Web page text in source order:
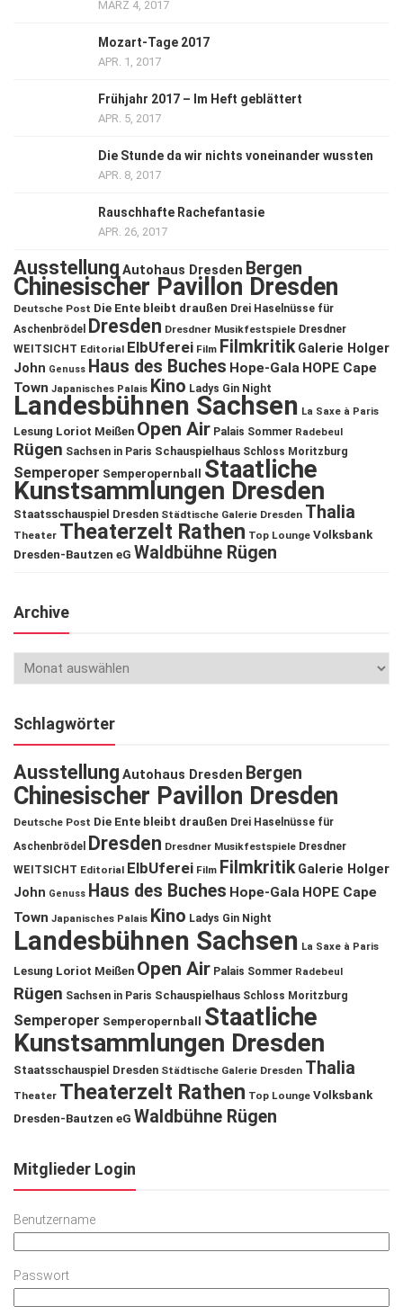
MÄRZ 4, 2017
Mozart-Tage 2017
APR. 1, 2017
Frühjahr 2017 – Im Heft geblättert
APR. 5, 2017
Die Stunde da wir nichts voneinander wussten
APR. 8, 2017
Rauschhafte Rachefantasie
APR. 26, 2017
Ausstellung Autohaus Dresden Bergen
Chinesischer Pavillon Dresden
Deutsche Post Die Ente bleibt draußen Drei Haselnüsse für
Aschenbrödel
Dresden Dresdner Musikfestspiele Dresdner
WEITSICHT Editorial ElbUferei Film Filmkritik Galerie Holger
John Genuss Haus des Buches Hope-Gala HOPE Cape
Town Japanisches Palais Kino Ladys Gin Night
Landesbühnen Sachsen La Saxe à Paris
Lesung Loriot Meißen Open Air Palais Sommer Radebeul
Rügen Sachsen in Paris Schauspielhaus Schloss Moritzburg
Semperoper Semperopernball Staatliche
Kunstsammlungen Dresden
Staatsschauspiel Dresden Städtische Galerie Dresden Thalia
Theater Theaterzelt Rathen Top Lounge Volksbank
Dresden-Bautzen eG Waldbühne Rügen
Archive
Schlagwörter
Ausstellung Autohaus Dresden Bergen
Chinesischer Pavillon Dresden
Deutsche Post Die Ente bleibt draußen Drei Haselnüsse für
Aschenbrödel
Dresden Dresdner Musikfestspiele Dresdner
WEITSICHT Editorial ElbUferei Film Filmkritik Galerie Holger
John Genuss Haus des Buches Hope-Gala HOPE Cape
Town Japanisches Palais Kino Ladys Gin Night
Landesbühnen Sachsen La Saxe à Paris
Lesung Loriot Meißen Open Air Palais Sommer Radebeul
Rügen Sachsen in Paris Schauspielhaus Schloss Moritzburg
Semperoper Semperopernball
Staatliche
Kunstsammlungen Dresden
Staatsschauspiel Dresden Städtische Galerie Dresden Thalia
Theater Theaterzelt Rathen Top Lounge Volksbank
Dresden-Bautzen eG Waldbühne Rügen
Mitglieder Login
Benutzername
Passwort